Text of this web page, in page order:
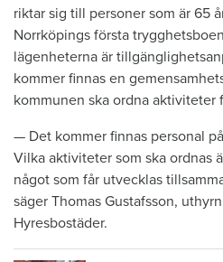
riktar sig till personer som är 65
Norrköpings första
lägenheterna är
kommer finnas en
kommunen ska ordna aktiviteter
— Det kommer finnas personal
Vilka aktiviteter som ska ordnas
något som får utvecklas
säger Thomas Gustafsson,
Hyresbostäder.